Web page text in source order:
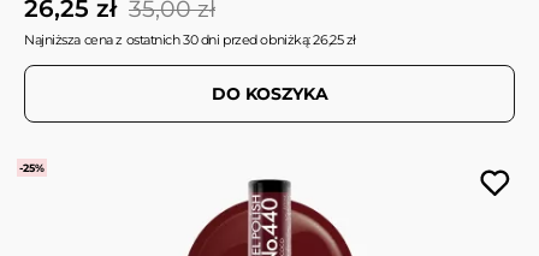
26,25 zł 35,00 zł
Najniższa cena z ostatnich 30 dni przed obniżką: 26,25 zł
DO KOSZYKA
-25%